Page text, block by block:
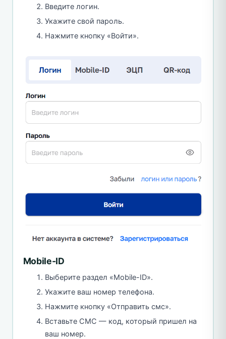
Введите логин.
Укажите свой пароль.
Нажмите кнопку «Войти».
Mobile-ID
Выберите раздел «Mobile-ID».
Укажите ваш номер телефона.
Нажмите кнопку «Отправить смс».
Вставьте СМС — код, который пришел на
ваш номер.